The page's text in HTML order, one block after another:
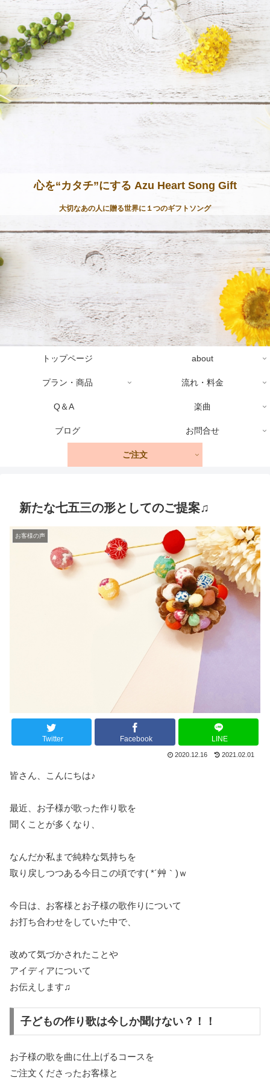
心を“カタチ”にする Azu Heart Song Gift
大切なあの人に贈る世界に１つのギフトソング
トップページ about
プラン・商品 流れ・料金
Q＆A 楽曲
ブログ お問合せ
ご注文
新たな七五三の形としてのご提案♫
お客様の声
Twitter Facebook LINE
2020.12.16 2021.02.01
皆さん、こんにちは♪
最近、お子様が歌った作り歌を
聞くことが多くなり、
なんだか私まで純粋な気持ちを
取り戻しつつある今日この頃です( *´艸｀)ｗ
今日は、お客様とお子様の歌作りについて
お打ち合わせをしていた中で、
改めて気づかされたことや
アイディアについて
お伝えします♫
子どもの作り歌は今しか聞けない？！！
お子様の歌を曲に仕上げるコースを
ご注文くださったお客様と